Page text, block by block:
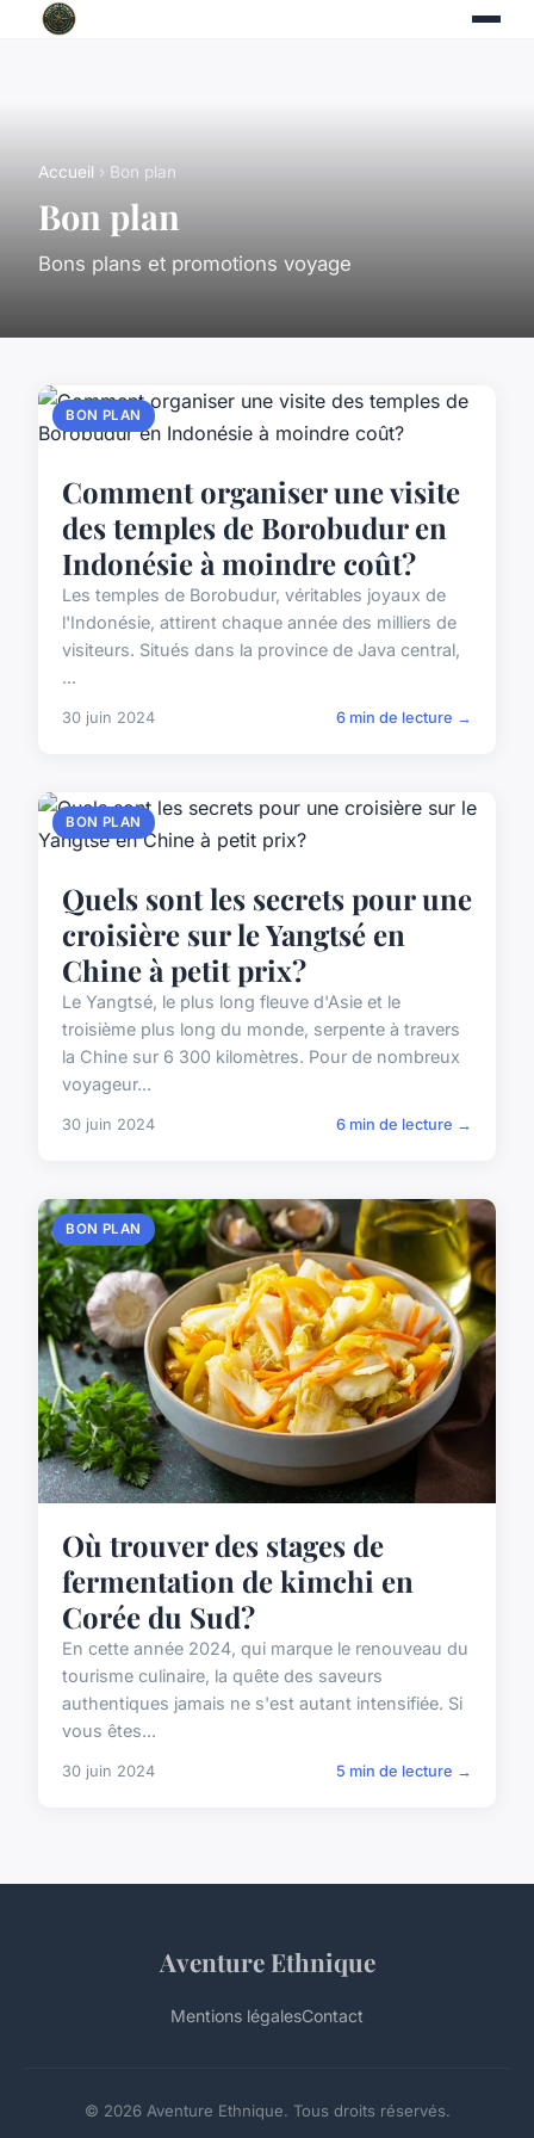
Accueil › Bon plan
Bon plan
Bons plans et promotions voyage
BON PLAN
Comment organiser une visite
des temples de Borobudur en
Indonésie à moindre coût?
Les temples de Borobudur, véritables joyaux de
l'Indonésie, attirent chaque année des milliers de
visiteurs. Situés dans la province de Java central,
...
30 juin 2024 6 min de lecture →
BON PLAN
Quels sont les secrets pour une
croisière sur le Yangtsé en
Chine à petit prix?
Le Yangtsé, le plus long fleuve d'Asie et le
troisième plus long du monde, serpente à travers
la Chine sur 6 300 kilomètres. Pour de nombreux
voyageur...
30 juin 2024 6 min de lecture →
BON PLAN
Où trouver des stages de
fermentation de kimchi en
Corée du Sud?
En cette année 2024, qui marque le renouveau du
tourisme culinaire, la quête des saveurs
authentiques jamais ne s'est autant intensifiée. Si
vous êtes...
30 juin 2024 5 min de lecture →
Aventure Ethnique
Mentions légalesContact
© 2026 Aventure Ethnique. Tous droits réservés.